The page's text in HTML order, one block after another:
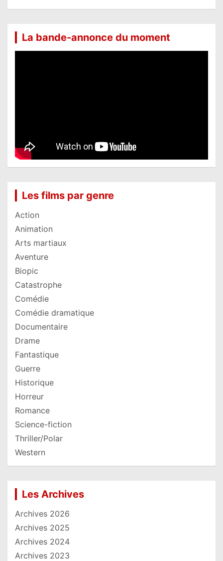
La bande-annonce du moment
Les films par genre
Action
Animation
Arts martiaux
Aventure
Biopic
Catastrophe
Comédie
Comédie dramatique
Documentaire
Drame
Fantastique
Guerre
Historique
Horreur
Romance
Science-fiction
Thriller/Polar
Western
Les Archives
Archives 2026
Archives 2025
Archives 2024
Archives 2023